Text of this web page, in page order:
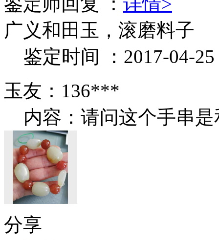
广义和田玉，滚磨料子
鉴定时间 ：2017-04-25
玉友：136***
内容：请问这个手串
分享